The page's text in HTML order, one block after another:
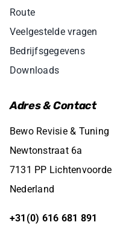
Route
Veelgestelde vragen
Bedrijfsgegevens
Downloads
Adres & Contact
Bewo Revisie & Tuning
Newtonstraat 6a
7131 PP Lichtenvoorde
Nederland
+31(0) 616 681 891